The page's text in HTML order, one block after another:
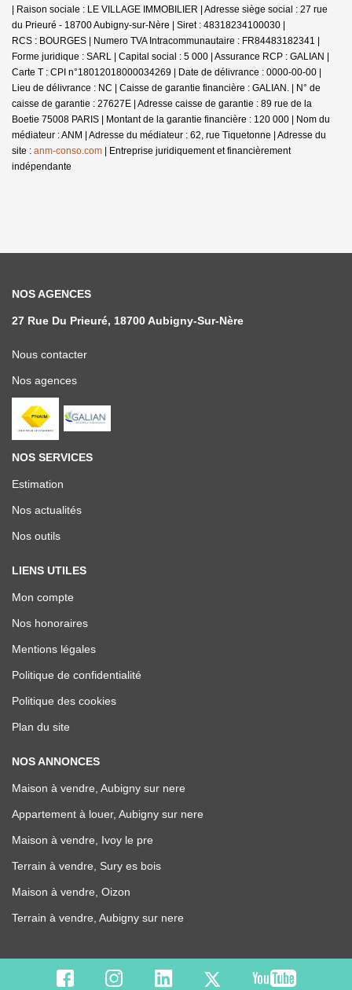
| Raison sociale : LE VILLAGE IMMOBILIER | Adresse siège social : 27 rue
du Prieuré - 18700 Aubigny-sur-Nère | Siret : 48318234100030 |
RCS : BOURGES | Numero TVA Intracommunautaire : FR84483182341 |
Forme juridique : SARL | Capital social : 5 000 | Assurance RCP : GALIAN |
Carte T : CPI n°18012018000034269 | Date de délivrance : 0000-00-00 |
Lieu de délivrance : NC | Caisse de garantie financière : GALIAN. | N° de
caisse de garantie : 27627E | Adresse caisse de garantie : 89 rue de la
Boetie 75008 PARIS | Montant de la garantie financière : 120 000 | Nom du
médiateur : ANM | Adresse du médiateur : 62, rue Tiquetonne | Adresse du
site : anm-conso.com | Entreprise juridiquement et financièrement
indépendante
NOS AGENCES
27 Rue Du Prieuré, 18700 Aubigny-Sur-Nère
Nous contacter
Nos agences
NOS SERVICES
Estimation
Nos actualités
Nos outils
LIENS UTILES
Mon compte
Nos honoraires
Mentions légales
Politique de confidentialité
Politique des cookies
Plan du site
NOS ANNONCES
Maison à vendre, Aubigny sur nere
Appartement à louer, Aubigny sur nere
Maison à vendre, Ivoy le pre
Terrain à vendre, Sury es bois
Maison à vendre, Oizon
Terrain à vendre, Aubigny sur nere